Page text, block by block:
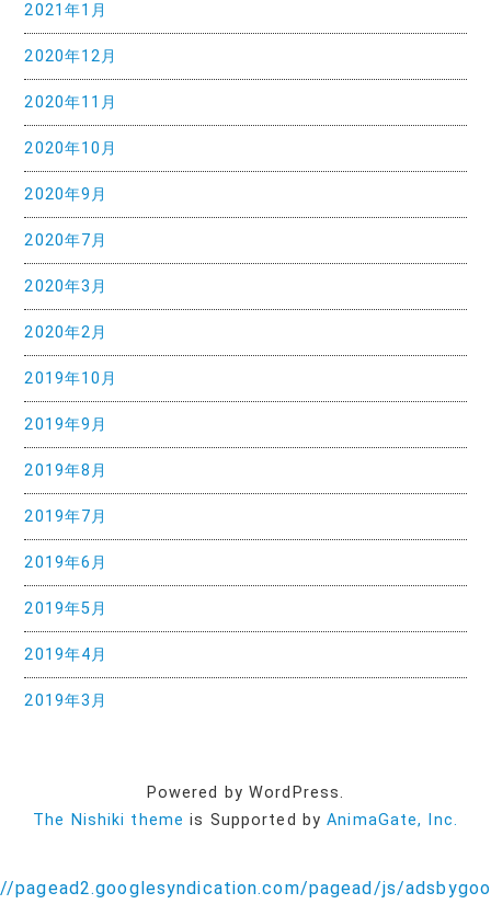
2021年1月
2020年12月
2020年11月
2020年10月
2020年9月
2020年7月
2020年3月
2020年2月
2019年10月
2019年9月
2019年8月
2019年7月
2019年6月
2019年5月
2019年4月
2019年3月
Powered by WordPress.
The Nishiki theme is Supported byAnimaGate, Inc.
//pagead2.googlesyndication.com/pagead/js/